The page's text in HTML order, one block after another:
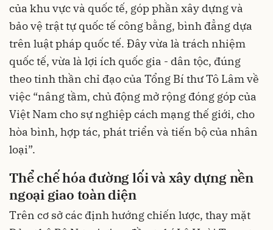
của khu vực và quốc tế, góp phần xây dựng và
bảo vệ trật tự quốc tế công bằng, bình đẳng dựa
trên luật pháp quốc tế. Đây vừa là trách nhiệm
quốc tế, vừa là lợi ích quốc gia - dân tộc, đúng
theo tinh thần chỉ đạo của Tổng Bí thư Tô Lâm về
việc “nâng tầm, chủ động mở rộng đóng góp của
Việt Nam cho sự nghiệp cách mạng thế giới, cho
hòa bình, hợp tác, phát triển và tiến bộ của nhân
loại”.
Thể chế hóa đường lối và xây dựng nền
ngoại giao toàn diện
Trên cơ sở các định hướng chiến lược, thay mặt